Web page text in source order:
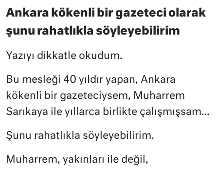
Ankara kökenli bir gazeteci olarak
şunu rahatlıkla söyleyebilirim
Yazıyı dikkatle okudum.
Bu mesleği 40 yıldır yapan, Ankara
kökenli bir gazeteciysem, Muharrem
Sarıkaya ile yıllarca birlikte çalışmışsam…
Şunu rahatlıkla söyleyebilirim.
Muharrem, yakınları ile değil,